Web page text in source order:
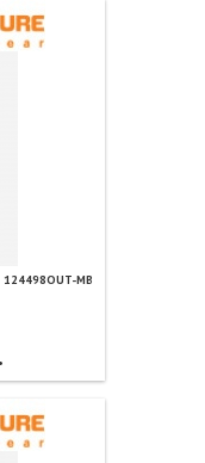
124498OUT-MB